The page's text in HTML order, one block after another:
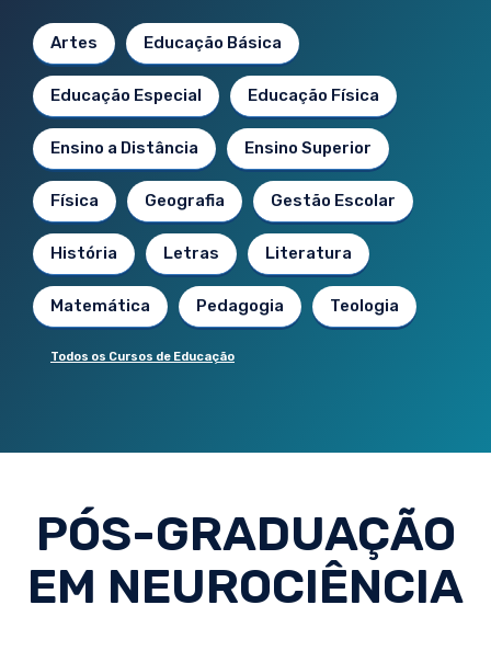
Artes Educação Básica
Educação Especial Educação Física
Ensino a Distância Ensino Superior
Física Geografia Gestão Escolar
História Letras Literatura
Matemática Pedagogia Teologia
Todos os Cursos de Educação
PÓS-GRADUAÇÃO
EM NEUROCIÊNCIA